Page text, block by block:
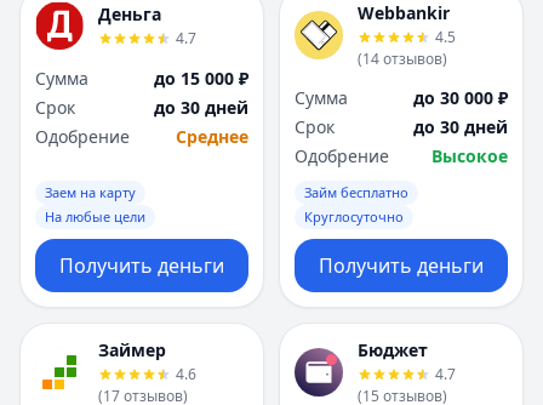
Деньга
4.7
Сумма
до 15 000 ₽
Срок
до 30 дней
Одобрение
Среднее
Заем на карту
На любые цели
Получить деньги
Webbankir
4.5
(14отзывов)
Сумма
до 30 000 ₽
Срок
до 30 дней
Одобрение
Высокое
Займ бесплатно
Круглосуточно
Получить деньги
Займер
4.6
(17отзывов)
Бюджет
4.7
(15 отзывов)